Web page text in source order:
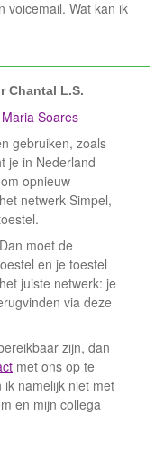
voicemail. Wat kan ik
Chantal L.S.
Soares
gebruiken, zoals
je in Nederland
opnieuw
netwerk Simpel,
moet de
en je toestel
juiste netwerk: je
via deze
zijn, dan
met ons op te
namelijk niet met
en mijn collega